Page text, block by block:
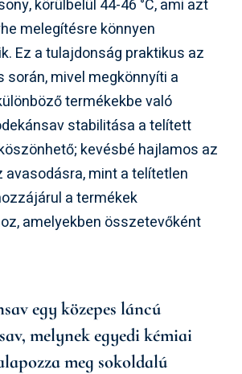
körülbelül 44-46 °C, ami azt
melegítésre könnyen
Ez a tulajdonság praktikus az
során, mivel megkönnyíti a
termékekbe való
stabilitása a telített
kevésbé hajlamos az
avasodásra, mint a telítetlen
a termékek
amelyekben összetevőként
egy közepes láncú
melynek egyedi kémiai
meg sokoldalú